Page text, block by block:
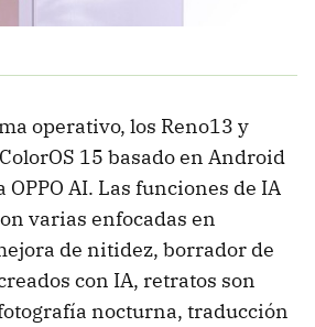
operativo, los Reno13 y
15 basado en Android
AI. Las funciones de IA
varias enfocadas en
de nitidez, borrador de
con IA, retratos son
nocturna, traducción